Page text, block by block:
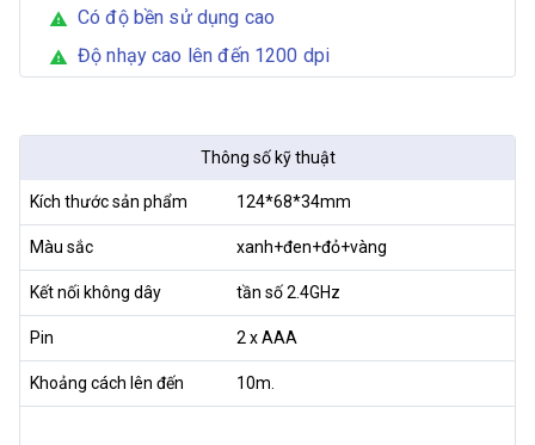
warning Có độ bền sử dụng cao
warning Độ nhạy cao lên đến 1200 dpi
Thông số kỹ thuật
Kích thước sản phẩm 124*68*34mm
Màu sắc xanh+đen+đỏ+vàng
Kết nối không dây tần số 2.4GHz
Pin 2 x AAA
Khoảng cách lên đến 10m.